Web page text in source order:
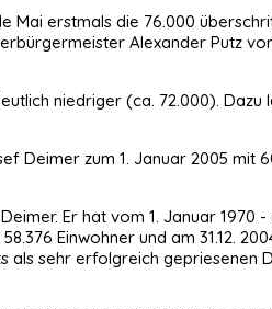
Mai erstmals die 76.000
Alexander Putz
niedriger (ca. 72.000).
Deimer zum 1. Januar 2005 mit
Er hat vom 1. Januar
Einwohner und am 31.12.
als sehr erfolgreich